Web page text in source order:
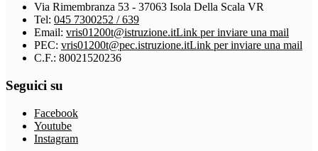
Via Rimembranza 53 - 37063 Isola Della Scala VR
Tel: 045 7300252 / 639
Email: vris01200t@istruzione.itLink per inviare una mail
PEC: vris01200t@pec.istruzione.itLink per inviare una mail
C.F.: 80021520236
Seguici su
Facebook
Youtube
Instagram